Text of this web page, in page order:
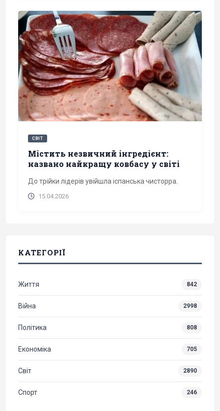
СВІТ
Містить незвичний інгредієнт:
названо найкращу ковбасу у світі
До трійки лідерів увійшла іспанська чисторра.
15.04.2026
КАТЕГОРІЇ
Життя 842
Війна 2998
Політика 808
Економіка 705
Світ 2890
Спорт 246